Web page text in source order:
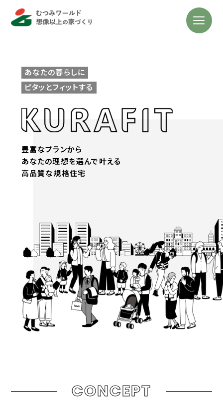
あなたの暮らしに
ピタッとフィットする
豊富なプランから
あなたの理想を選んで叶える
高品質な規格住宅
CONCEPT